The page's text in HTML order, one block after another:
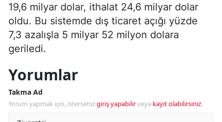
19,6 milyar dolar, ithalat 24,6 milyar dolar
oldu. Bu sistemde dış ticaret açığı yüzde
7,3 azalışla 5 milyar 52 milyon dolara
geriledi.
Yorumlar
Takma Ad
Yorum yapmak için, istersenizgiriş yapabilirveya kayıt olabilirsiniz.